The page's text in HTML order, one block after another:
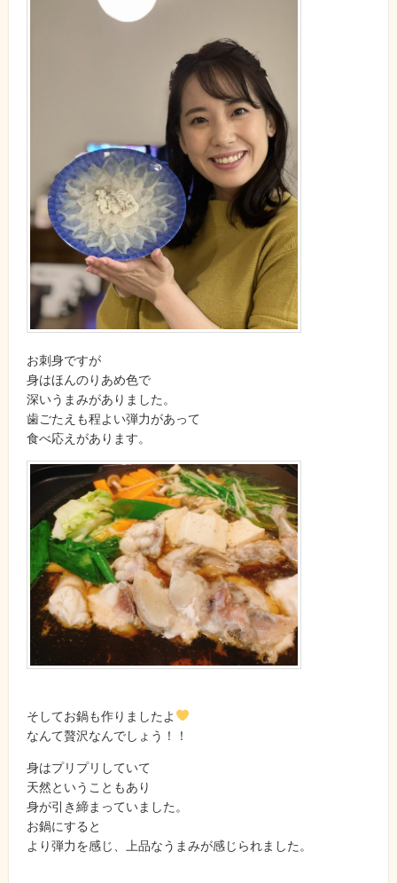
お刺身ですが
身はほんのりあめ色で
深いうまみがありました。
歯ごたえも程よい弾力があって
食べ応えがあります。
そしてお鍋も作りましたよ
なんて贅沢なんでしょう！！
身はプリプリしていて
天然ということもあり
身が引き締まっていました。
お鍋にすると
より弾力を感じ、上品なうまみが感じられました。